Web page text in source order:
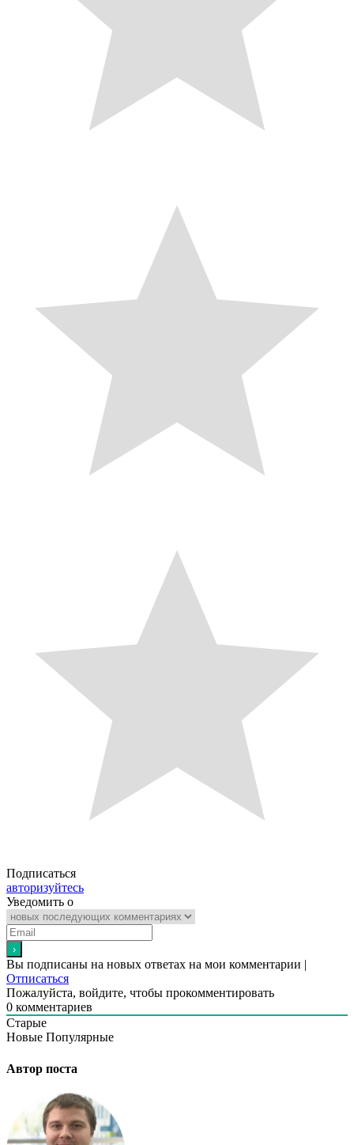
Подписаться
авторизуйтесь
Уведомить о
Вы подписаны на новых ответах на мои комментарии |
Отписаться
Пожалуйста, войдите, чтобы прокомментировать
0 комментариев
Старые
Новые Популярные
Автор поста